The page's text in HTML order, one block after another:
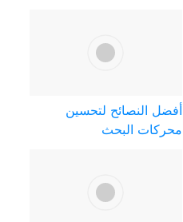
أفضل النصائح لتحسين
محركات البحث